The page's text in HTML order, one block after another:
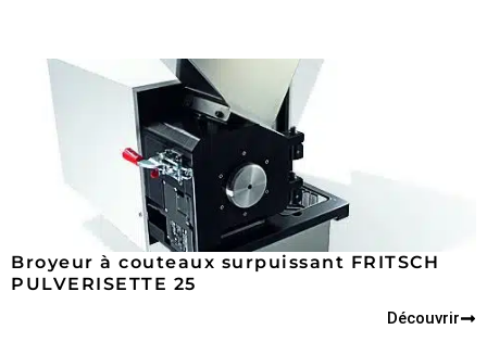
Broyeur à couteaux surpuissant FRITSCH
PULVERISETTE 25
Découvrir